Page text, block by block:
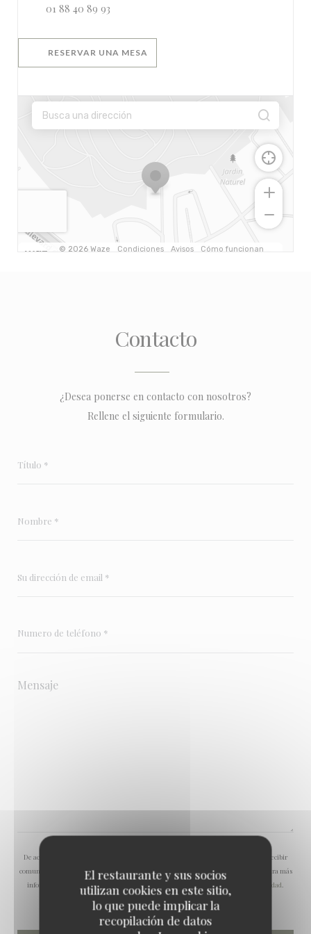
El restaurante y sus socios
utilizan cookies en este sitio,
lo que puede implicar la
recopilación de datos
01 88 40 89 93
RESERVAR UNA MESA
Contacto
¿Desea ponerse en contacto con nosotros?
Rellene el siguiente formulario.
De acuerdo con la normativa de protección de datos, puede ejercer su derecho a no recibir
comunicaciones comerciales inscribiéndose en la Lista Robinson:listarobinson.es
. Para más
información sobre el tratamiento de sus datos, consulte nuestra política de privacidad